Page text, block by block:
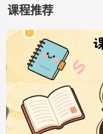
课程推荐